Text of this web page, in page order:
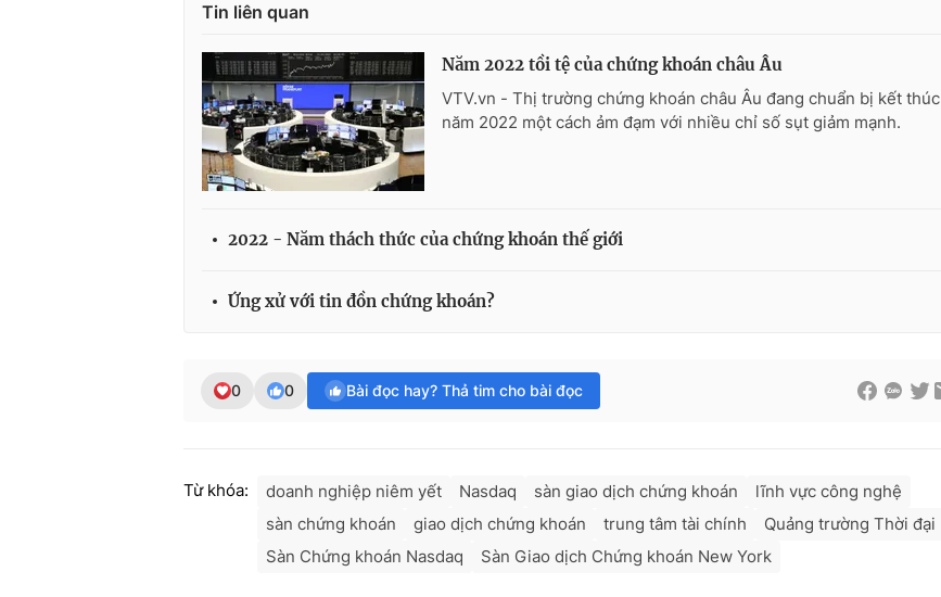
Tin liên quan
Năm 2022 tồi tệ của chứng khoán châu Âu
VTV.vn - Thị trường chứng khoán châu Âu đang chuẩn bị kết thúc
năm 2022 một cách ảm đạm với nhiều chỉ số sụt giảm mạnh.
2022 - Năm thách thức của chứng khoán thế giới
Ứng xử với tin đồn chứng khoán?
0 0 Bài đọc hay? Thả tim cho bài đọc
Từ khóa: doanh nghiệp niêm yết Nasdaq sàn giao dịch chứng khoán
lĩnh vực công nghệ
sàn chứng khoán
giao dịch chứng khoán trung tâm tài chính
Quảng trường Thời đại
Sàn Chứng khoán Nasdaq
Sàn Giao dịch Chứng khoán New York